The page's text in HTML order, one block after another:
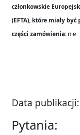
członkowskie
(EFTA), które miały
części zamówienia: nie
Data
Pytania: